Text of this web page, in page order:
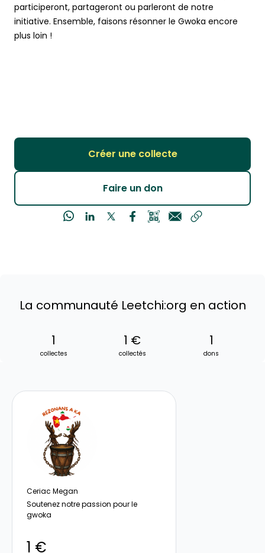
participeront, partageront ou parleront de notre
initiative. Ensemble, faisons résonner le Gwoka encore
plus loin !
Créer une collecte
Faire un don
La communauté Leetchi:org en action
1
collectes
1 €
collectés
1
dons
Ceriac Megan
Soutenez notre passion pour le
gwoka
1 €